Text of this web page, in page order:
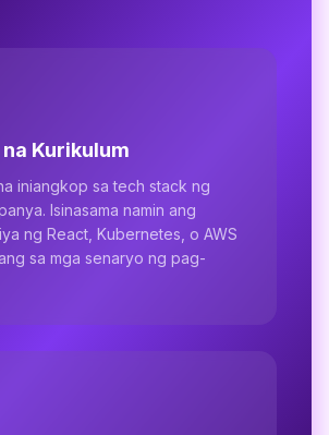
Kurikulum
iniangkop sa tech stack ng
Isinasama namin ang
ng React, Kubernetes, o AWS
sa mga senaryo ng pag-